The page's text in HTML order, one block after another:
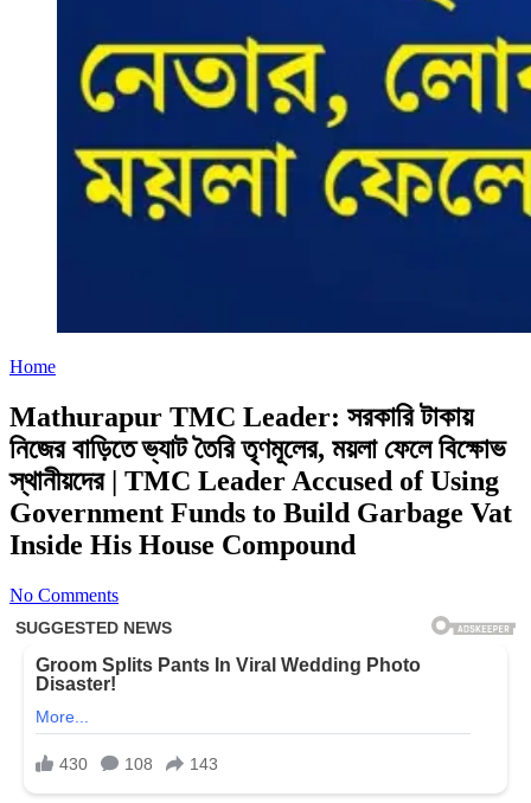
Home
Mathurapur TMC Leader: সরকারি টাকায়
নিজের বাড়িতে ভ্যাট তৈরি তৃণমূলের, ময়লা ফেলে বিক্ষোভ
স্থানীয়দের | TMC Leader Accused of Using
Government Funds to Build Garbage Vat
Inside His House Compound
No Comments